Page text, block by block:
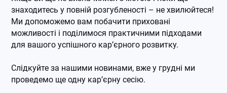
знаходитесь у повній розгубленості – не хвилюйтеся!
Ми допоможемо вам побачити приховані
можливості і поділимося практичними підходами
для вашого успішного кар’єрного розвитку.
Слідкуйте за нашими новинами, вже у грудні ми
проведемо ще одну кар’єрну сесію.